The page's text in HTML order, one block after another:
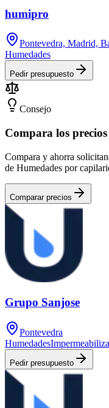
humipro
Pontevedra, Madrid,
Humedades
Pedir presupuesto
Consejo
Compara los precios
Compara y ahorra
de Humedades por
Comparar precios
Grupo Sanjose
Pontevedra
Humedades
Pedir presupuesto